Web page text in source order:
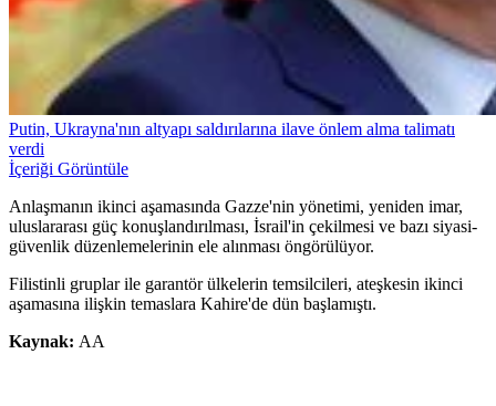
Putin, Ukrayna'nın altyapı saldırılarına ilave önlem alma talimatı
verdi
İçeriği Görüntüle
Anlaşmanın ikinci aşamasında Gazze'nin yönetimi, yeniden imar,
uluslararası güç konuşlandırılması, İsrail'in çekilmesi ve bazı siyasi-
güvenlik düzenlemelerinin ele alınması öngörülüyor.
Filistinli gruplar ile garantör ülkelerin temsilcileri, ateşkesin ikinci
aşamasına ilişkin temaslara Kahire'de dün başlamıştı.
Kaynak: AA